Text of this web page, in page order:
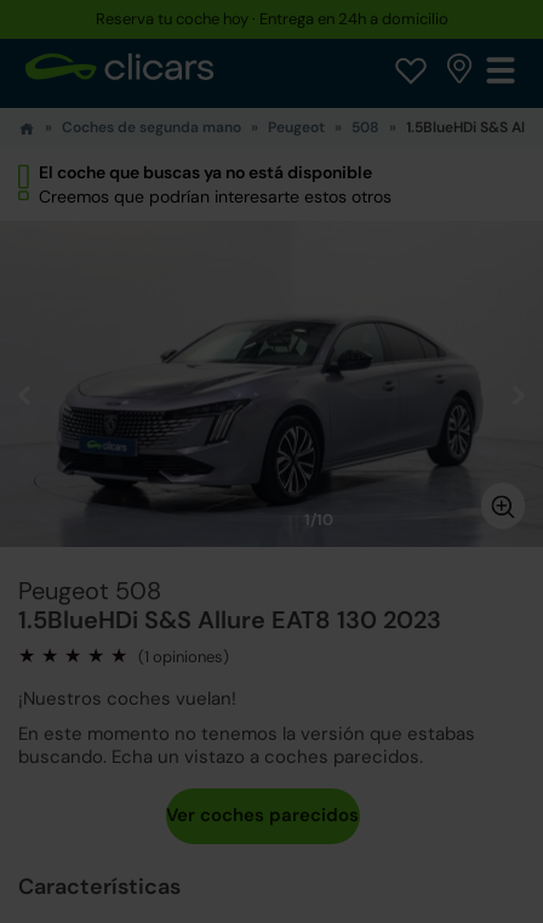
Reserva tu coche hoy · Entrega en 24h a domicilio
Coches de segunda mano Peugeot 508 1.5BlueHDi S&S
El coche que buscas ya no está disponible
Creemos que podrían interesarte estos otros
1/10
Peugeot 508
1.5BlueHDi S&S Allure EAT8 130 2023
(1 opiniones)
¡Nuestros coches vuelan!
En este momento no tenemos la versión que estabas
buscando. Echa un vistazo a coches parecidos.
Características